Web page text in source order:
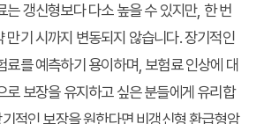
는 갱신형보다 다소 높을 수 있지만, 한 번
만기 시까지 변동되지 않습니다. 장기적인
료를 예측하기 용이하며, 보험료 인상에 대
로 보장을 유지하고 싶은 분들에게 유리합
적인 보장을 원한다면 비갱신형 환급형암